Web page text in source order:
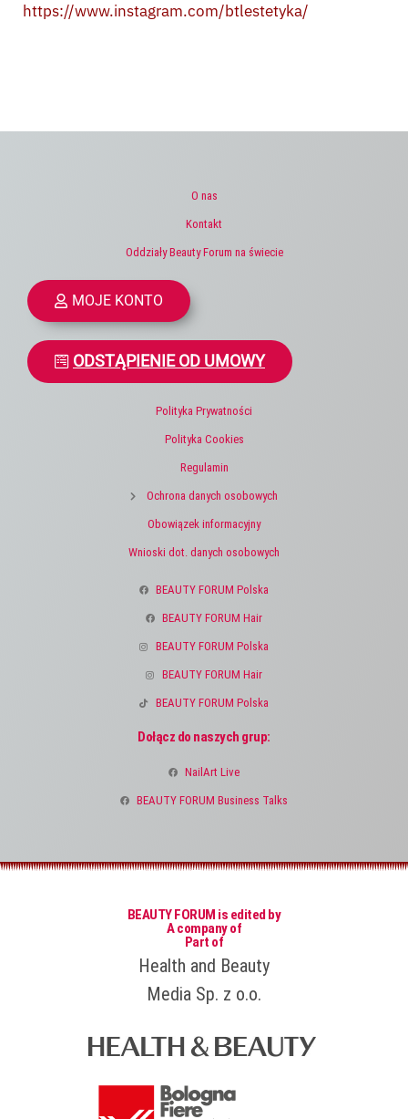
https://www.instagram.com/btlestetyka/
O nas
Kontakt
Oddziały Beauty Forum na świecie
MOJE KONTO
ODSTĄPIENIE OD UMOWY
Polityka Prywatności
Polityka Cookies
Regulamin
Ochrona danych osobowych
Obowiązek informacyjny
Wnioski dot. danych osobowych
BEAUTY FORUM Polska
BEAUTY FORUM Hair
BEAUTY FORUM Polska
BEAUTY FORUM Hair
BEAUTY FORUM Polska
Dołącz do naszych grup:
NailArt Live
BEAUTY FORUM Business Talks
BEAUTY FORUM is edited by
A company of
Part of
Health and Beauty
Media Sp. z o.o.